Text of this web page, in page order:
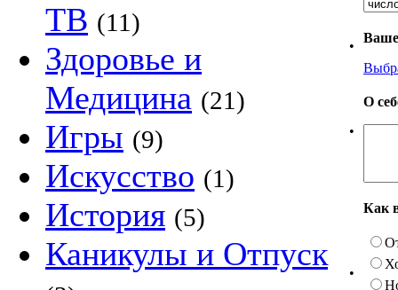
ТВ (11)
Здоровье и
Медицина (21)
Игры (9)
Искусство (1)
История (5)
Каникулы и Отпуск
•
Ваше
•
О
•
Как